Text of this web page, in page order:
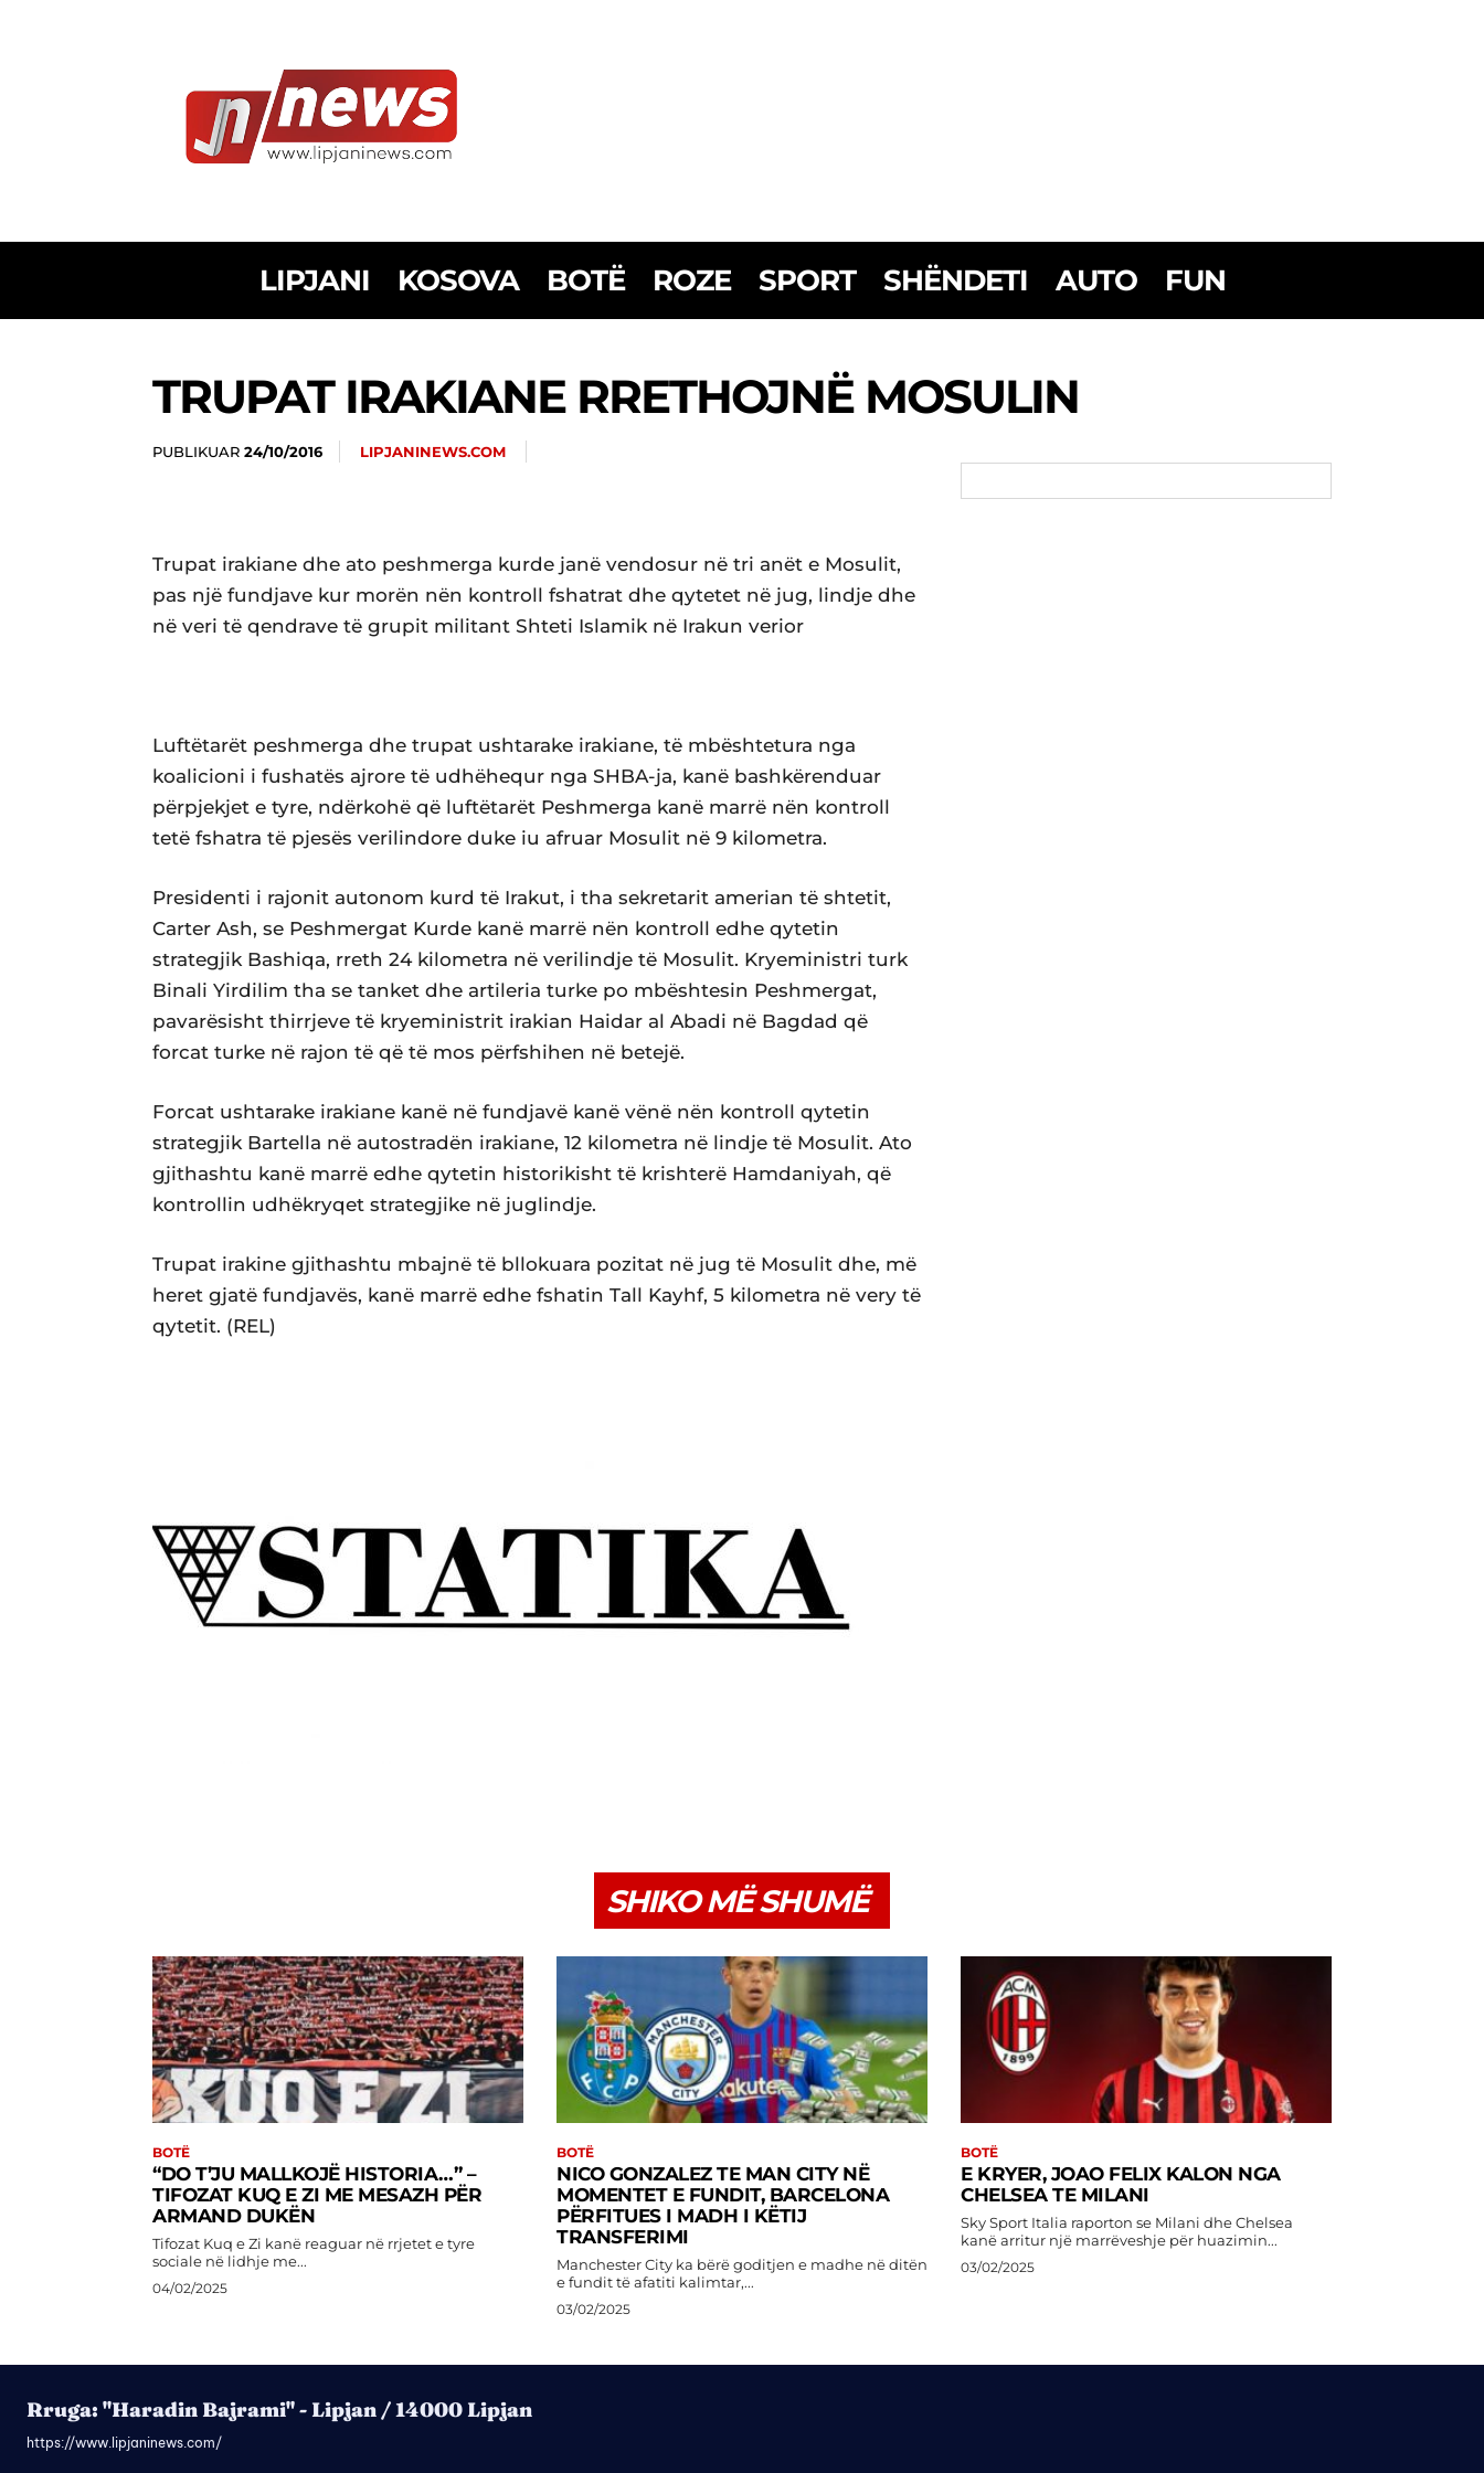
LIPJANI KOSOVA BOTË ROZE SPORT SHËNDETI AUTO FUN
TRUPAT IRAKIANE RRETHOJNË MOSULIN
PUBLIKUAR 24/10/2016 LIPJANINEWS.COM
Trupat irakiane dhe ato peshmerga kurde janë vendosur në tri anët e Mosulit,
pas një fundjave kur morën nën kontroll fshatrat dhe qytetet në jug, lindje dhe
në veri të qendrave të grupit militant Shteti Islamik në Irakun verior
Luftëtarët peshmerga dhe trupat ushtarake irakiane, të mbështetura nga
koalicioni i fushatës ajrore të udhëhequr nga SHBA-ja, kanë bashkërenduar
përpjekjet e tyre, ndërkohë që luftëtarët Peshmerga kanë marrë nën kontroll
tetë fshatra të pjesës verilindore duke iu afruar Mosulit në 9 kilometra.
Presidenti i rajonit autonom kurd të Irakut, i tha sekretarit amerian të shtetit,
Carter Ash, se Peshmergat Kurde kanë marrë nën kontroll edhe qytetin
strategjik Bashiqa, rreth 24 kilometra në verilindje të Mosulit. Kryeministri turk
Binali Yirdilim tha se tanket dhe artileria turke po mbështesin Peshmergat,
pavarësisht thirrjeve të kryeministrit irakian Haidar al Abadi në Bagdad që
forcat turke në rajon të që të mos përfshihen në betejë.
Forcat ushtarake irakiane kanë në fundjavë kanë vënë nën kontroll qytetin
strategjik Bartella në autostradën irakiane, 12 kilometra në lindje të Mosulit. Ato
gjithashtu kanë marrë edhe qytetin historikisht të krishterë Hamdaniyah, që
kontrollin udhëkryqet strategjike në juglindje.
Trupat irakine gjithashtu mbajnë të bllokuara pozitat në jug të Mosulit dhe, më
heret gjatë fundjavës, kanë marrë edhe fshatin Tall Kayhf, 5 kilometra në very të
qytetit. (REL)
SHIKO MË SHUMË
BOTË
“DO T’JU MALLKOJË HISTORIA…” –
TIFOZAT KUQ E ZI ME MESAZH PËR
ARMAND DUKËN
Tifozat Kuq e Zi kanë reaguar në rrjetet e tyre
sociale në lidhje me...
04/02/2025
BOTË
NICO GONZALEZ TE MAN CITY NË
MOMENTET E FUNDIT, BARCELONA
PËRFITUES I MADH I KËTIJ
TRANSFERIMI
Manchester City ka bërë goditjen e madhe në ditën
e fundit të afatiti kalimtar,...
03/02/2025
BOTË
E KRYER, JOAO FELIX KALON NGA
CHELSEA TE MILANI
Sky Sport Italia raporton se Milani dhe Chelsea
kanë arritur një marrëveshje për huazimin...
03/02/2025
Rruga: "Haradin Bajrami" - Lipjan / 14000 Lipjan
https://www.lipjaninews.com/